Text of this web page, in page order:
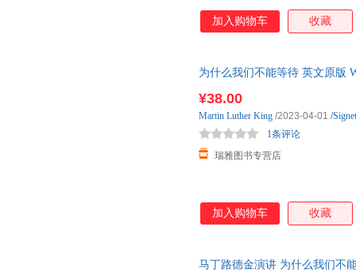
加入购物车 收藏
为什么我们不能等待 英文原版
¥38.00
瑞雅图书专营店
1条评论
Martin Luther King /2023-04-01 /
加入购物车 收藏
马丁路德金演讲 为什么我们不